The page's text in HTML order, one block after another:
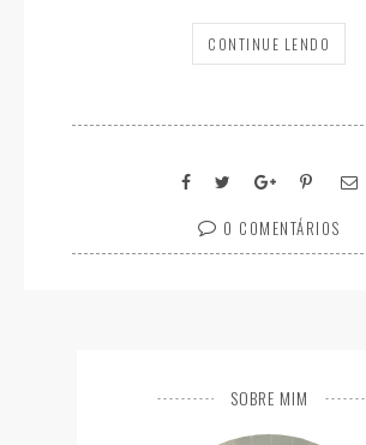
CONTINUE LENDO
0 COMENTÁRIOS
SOBRE MIM